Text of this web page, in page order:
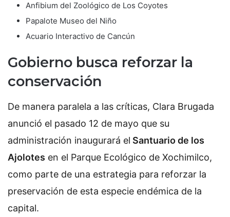
Anfibium del Zoológico de Los Coyotes
Papalote Museo del Niño
Acuario Interactivo de Cancún
Gobierno busca reforzar la
conservación
De manera paralela a las críticas, Clara Brugada
anunció el pasado 12 de mayo que su
administración inaugurará el Santuario de los
Ajolotes en el Parque Ecológico de Xochimilco,
como parte de una estrategia para reforzar la
preservación de esta especie endémica de la
capital.